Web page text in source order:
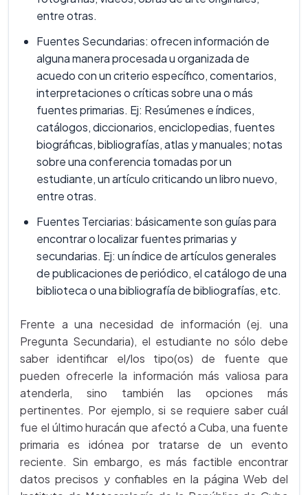
entre otras.
Fuentes Secundarias: ofrecen información de
alguna manera procesada u organizada de
acuedo con un criterio específico, comentarios,
interpretaciones o críticas sobre una o más
fuentes primarias. Ej: Resúmenes e índices,
catálogos, diccionarios, enciclopedias, fuentes
biográficas, bibliografías, atlas y manuales; notas
sobre una conferencia tomadas por un
estudiante, un artículo criticando un libro nuevo,
entre otras.
Fuentes Terciarias: básicamente son guías para
encontrar o localizar fuentes primarias y
secundarias. Ej: un índice de artículos generales
de publicaciones de periódico, el catálogo de una
biblioteca o una bibliografía de bibliografías, etc.
Frente a una necesidad de información (ej. una
Pregunta Secundaria), el estudiante no sólo debe
saber identificar el/los tipo(os) de fuente que
pueden ofrecerle la información más valiosa para
atenderla, sino también las opciones más
pertinentes. Por ejemplo, si se requiere saber cuál
fue el último huracán que afectó a Cuba, una fuente
primaria es idónea por tratarse de un evento
reciente. Sin embargo, es más factible encontrar
datos precisos y confiables en la página Web del